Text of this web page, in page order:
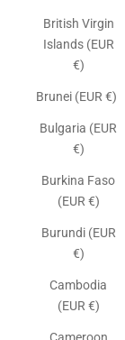
British Virgin
Islands (EUR
€)
Brunei (EUR €)
Bulgaria (EUR
€)
Burkina Faso
(EUR €)
Burundi (EUR
€)
Cambodia
(EUR €)